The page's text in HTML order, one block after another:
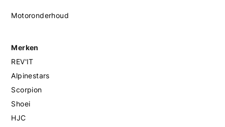
Motoronderhoud
Merken
REV'IT
Alpinestars
Scorpion
Shoei
HJC